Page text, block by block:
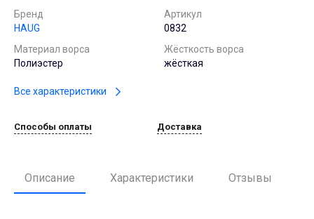
Бренд
HAUG
Артикул
0832
Материал ворса
Полиэстер
Жёсткость ворса
жёсткая
Все характеристики
Способы оплаты Доставка
Описание Характеристики Отзывы